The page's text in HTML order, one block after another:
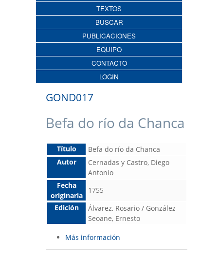
TEXTOS
BUSCAR
PUBLICACIONES
EQUIPO
CONTACTO
LOGIN
GOND017
Befa do río da Chanca
Título
Befa do río da Chanca
Autor
Cernadas y Castro, Diego
Antonio
Fecha
originaria
1755
Edición
Álvarez, Rosario / González
Seoane, Ernesto
Más información